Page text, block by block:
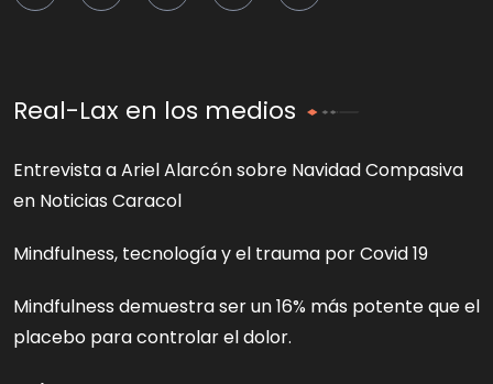
Real-Lax en los medios
Entrevista a Ariel Alarcón sobre Navidad Compasiva
en Noticias Caracol
Mindfulness, tecnología y el trauma por Covid 19
Mindfulness demuestra ser un 16% más potente que el
placebo para controlar el dolor.